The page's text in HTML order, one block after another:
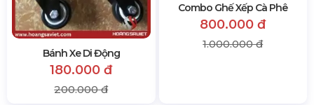
Bánh Xe Di Động
180.000 đ
200.000 đ